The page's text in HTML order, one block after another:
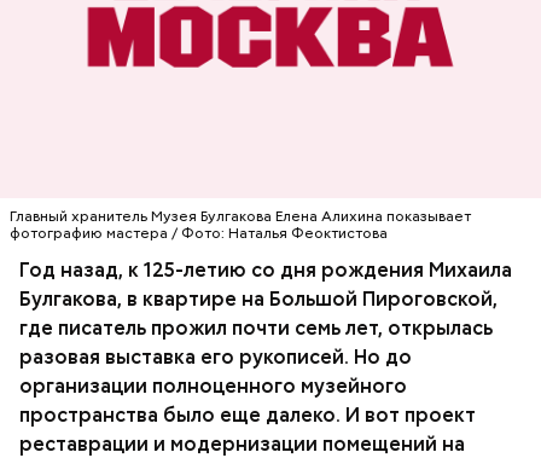
Главный хранитель Музея Булгакова Елена Алихина показывает
фотографию мастера / Фото: Наталья Феоктистова
Год назад, к 125-летию со дня рождения Михаила
Булгакова, в квартире на Большой Пироговской,
где писатель прожил почти семь лет, открылась
разовая выставка его рукописей. Но до
организации полноценного музейного
пространства было еще далеко. И вот проект
реставрации и модернизации помещений на
Сюда Булгакову позвонил Сталин с вопросом: «Мы
вам так сильно надоели?» Телефон, по которому
состоялся этот разговор, висел в коридоре.
МУЗЕИ